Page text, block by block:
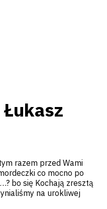
razem przed Wami
co mocno po
bo się Kochają zresztą
na urokliwej